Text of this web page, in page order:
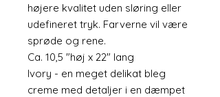
højere kvalitet uden sløring eller
udefineret tryk. Farverne vil være
sprøde og rene.
Ca. 10,5 "høj x 22" lang
Ivory - en meget delikat bleg
creme med detaljer i en dæmpet